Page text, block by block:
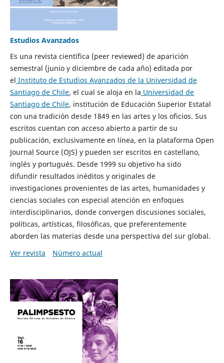
Estudios Avanzados
Es una revista científica (peer reviewed) de aparición
semestral (junio y diciembre de cada año) editada por
el Instituto de Estudios Avanzados de la Universidad de
Santiago de Chile, el cual se aloja en la Universidad de
Santiago de Chile, institución de Educación Superior Estatal
con una tradición desde 1849 en las artes y los oficios. Sus
escritos cuentan con acceso abierto a partir de su
publicación, exclusivamente en línea, en la plataforma Open
Journal Source (OJS) y pueden ser escritos en castellano,
inglés y portugués. Desde 1999 su objetivo ha sido
difundir resultados inéditos y originales de
investigaciones provenientes de las artes, humanidades y
ciencias sociales con especial atención en enfoques
interdisciplinarios, donde convergen discusiones sociales,
políticas, artísticas, filosóficas, que preferentemente
aborden las materias desde una perspectiva del sur global.
Ver revista
Número actual